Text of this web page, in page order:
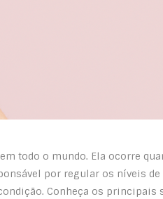
todo o mundo. Ela ocorre
por regular os níveis
Conheça os principais